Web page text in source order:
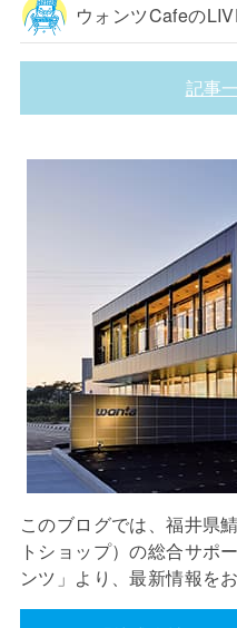
ウォンツCafeの
記事
このブログでは、福井県
トショップ）の総合サポ
ンツ」より、最新情報を